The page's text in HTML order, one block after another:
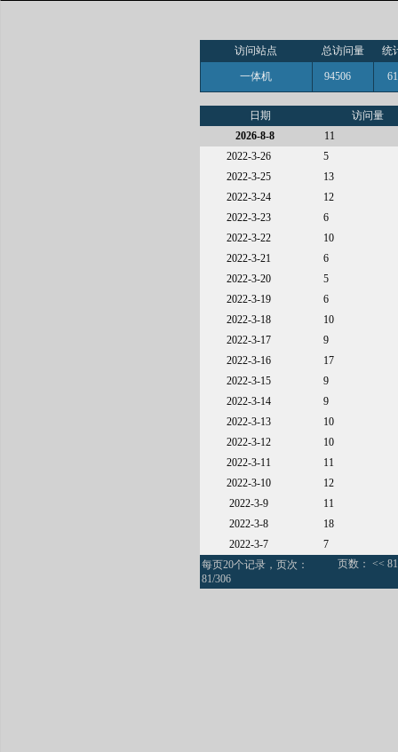
访问站点 总访问量 统
一体机 94506
日期
访问量
2026-8-8
11
2022-3-26
5
2022-3-25
13
2022-3-24
12
2022-3-23
6
2022-3-22
10
2022-3-21
6
2022-3-20
5
2022-3-19
6
2022-3-18
10
2022-3-17
9
2022-3-16
17
2022-3-15
9
2022-3-14
9
2022-3-13
10
2022-3-12
10
2022-3-11
11
2022-3-10
12
2022-3-9
11
2022-3-8
18
2022-3-7
7
每页20个记录，页次：
81/306
页数： <<